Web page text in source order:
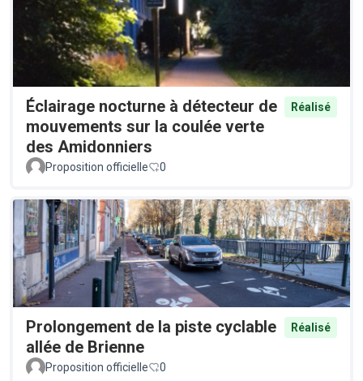
Éclairage nocturne à détecteur de
mouvements sur la coulée verte
des Amidonniers
Réalisé
Proposition officielle 0
Prolongement de la piste cyclable
allée de Brienne
Réalisé
Proposition officielle 0